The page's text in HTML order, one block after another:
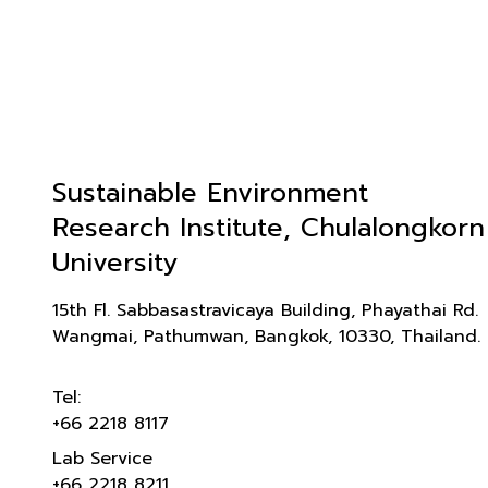
Sustainable Environment
Research Institute, Chulalongkorn
University
15th Fl. Sabbasastravicaya Building, Phayathai Rd.
Wangmai, Pathumwan, Bangkok, 10330, Thailand.
Tel:
+66 2218 8117
Lab Service